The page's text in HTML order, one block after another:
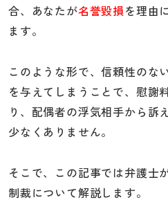
合、あなたが名誉毀損を理由
ます。
このような形で、信頼性のな
を与えてしまうことで、慰謝
り、配偶者の浮気相手から訴
少なくありません。
そこで、この記事では弁護士
制裁について解説します。